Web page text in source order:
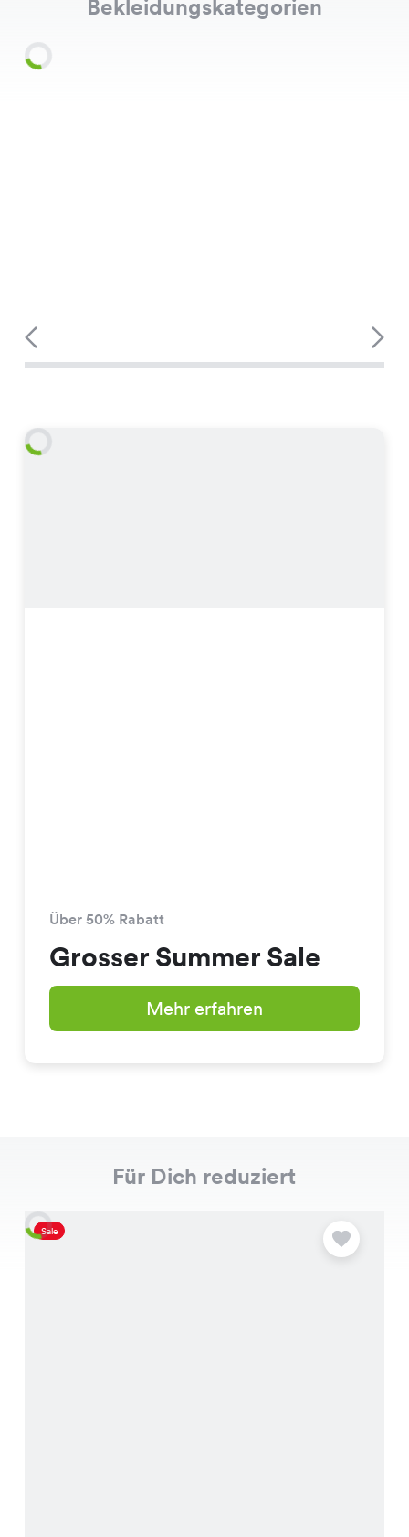
Bekleidungskategorien
Über 50% Rabatt
Grosser Summer Sale
Mehr erfahren
Für Dich reduziert
Sale